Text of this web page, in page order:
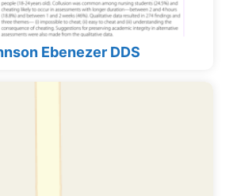
Ebenezer DDS